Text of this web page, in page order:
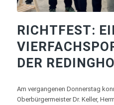
RICHTFEST:
DER
Am vergangenen Donnerstag
Oberbürgermeister Dr. Keller,